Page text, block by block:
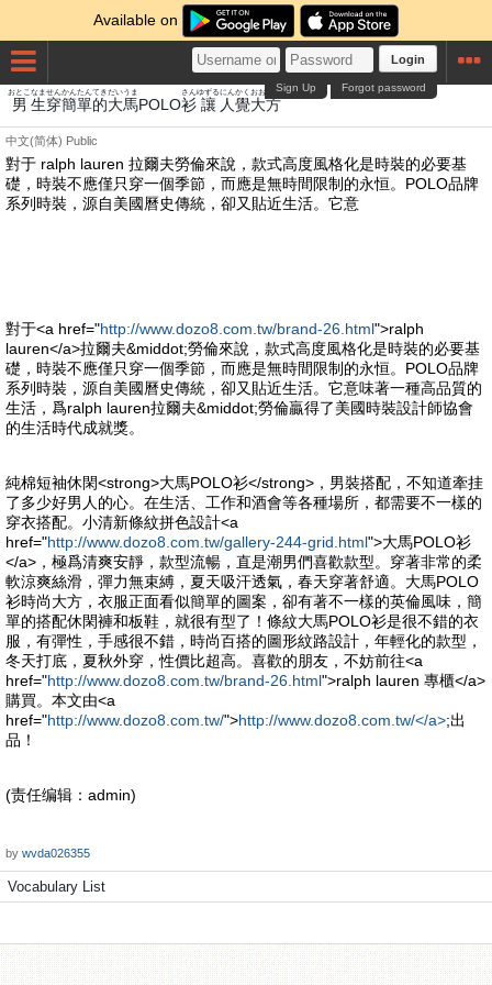
Available on
Login
Forgot password
Sign Up
男
おとこ
生
なま
穿
せん
簡單
かんたん
的
てき
大
だい
馬
うま
POLO衫
さん
讓
ゆずる
人
にん
覺
かく
大方
おおかた
中文(简体) Public
對于 ralph lauren 拉爾夫勞倫來說，款式高度風格化是時裝的必要基
礎，時裝不應僅只穿一個季節，而應是無時間限制的永恒。POLO品牌
系列時裝，源自美國曆史傳統，卻又貼近生活。它意
對于<a href="http://www.dozo8.com.tw/brand-26.html">ralph
lauren</a>拉爾夫&middot;勞倫來說，款式高度風格化是時裝的必要基
礎，時裝不應僅只穿一個季節，而應是無時間限制的永恒。POLO品牌
系列時裝，源自美國曆史傳統，卻又貼近生活。它意味著一種高品質的
生活，爲ralph lauren拉爾夫&middot;勞倫贏得了美國時裝設計師協會
的生活時代成就獎。
純棉短袖休閑<strong>大馬POLO衫</strong>，男裝搭配，不知道牽挂
了多少好男人的心。在生活、工作和酒會等各種場所，都需要不一樣的
穿衣搭配。小清新條紋拼色設計<a
href="http://www.dozo8.com.tw/gallery-244-grid.html">大馬POLO衫
</a>，極爲清爽安靜，款型流暢，直是潮男們喜歡款型。穿著非常的柔
軟涼爽絲滑，彈力無束縛，夏天吸汗透氣，春天穿著舒適。大馬POLO
衫時尚大方，衣服正面看似簡單的圖案，卻有著不一樣的英倫風味，簡
單的搭配休閑褲和板鞋，就很有型了！條紋大馬POLO衫是很不錯的衣
服，有彈性，手感很不錯，時尚百搭的圖形紋路設計，年輕化的款型，
冬天打底，夏秋外穿，性價比超高。喜歡的朋友，不妨前往<a
href="http://www.dozo8.com.tw/brand-26.html">ralph lauren 專櫃</a>
購買。本文由<a
href="http://www.dozo8.com.tw/">http://www.dozo8.com.tw/</a>;出
品！
(责任编辑：admin)
by wvda026355
Vocabulary List